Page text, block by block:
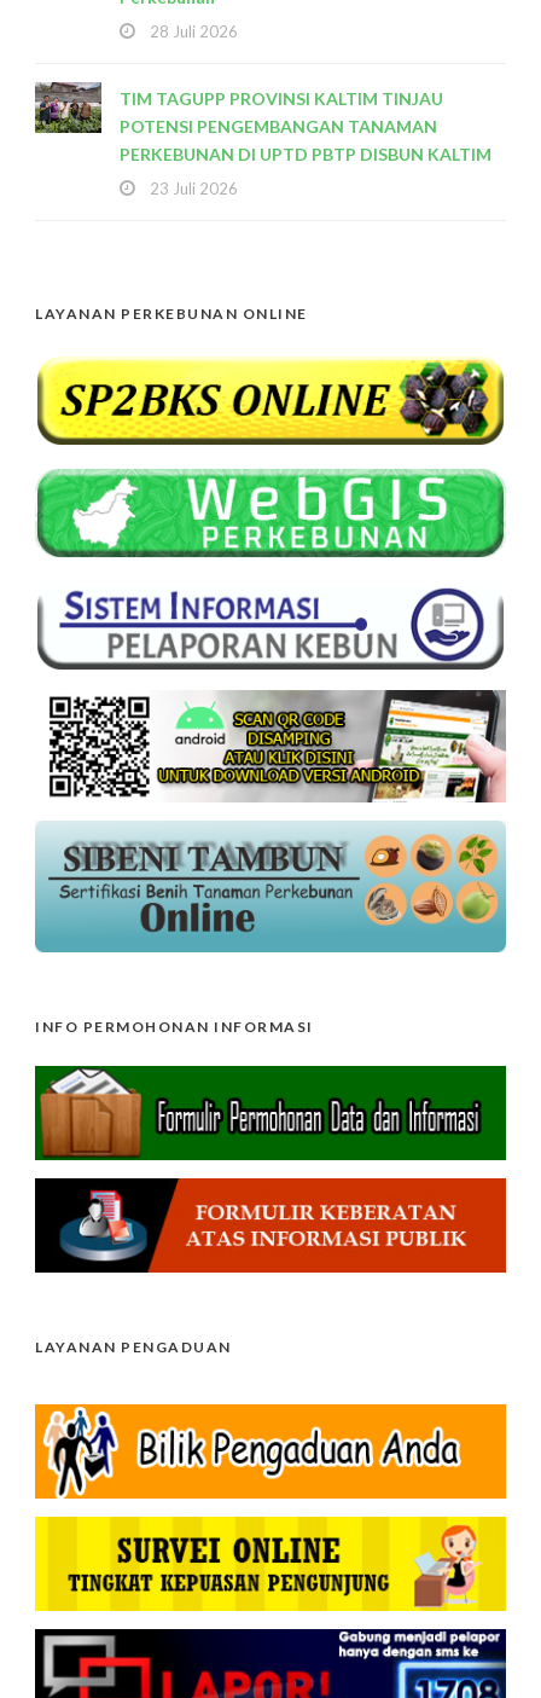
28 Juli 2026
TIM TAGUPP PROVINSI KALTIM TINJAU
POTENSI PENGEMBANGAN TANAMAN
PERKEBUNAN DI UPTD PBTP DISBUN KALTIM
23 Juli 2026
LAYANAN PERKEBUNAN ONLINE
INFO PERMOHONAN INFORMASI
LAYANAN PENGADUAN